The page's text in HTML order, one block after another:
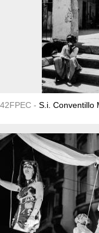
42FPEC - S.i. Conventillo